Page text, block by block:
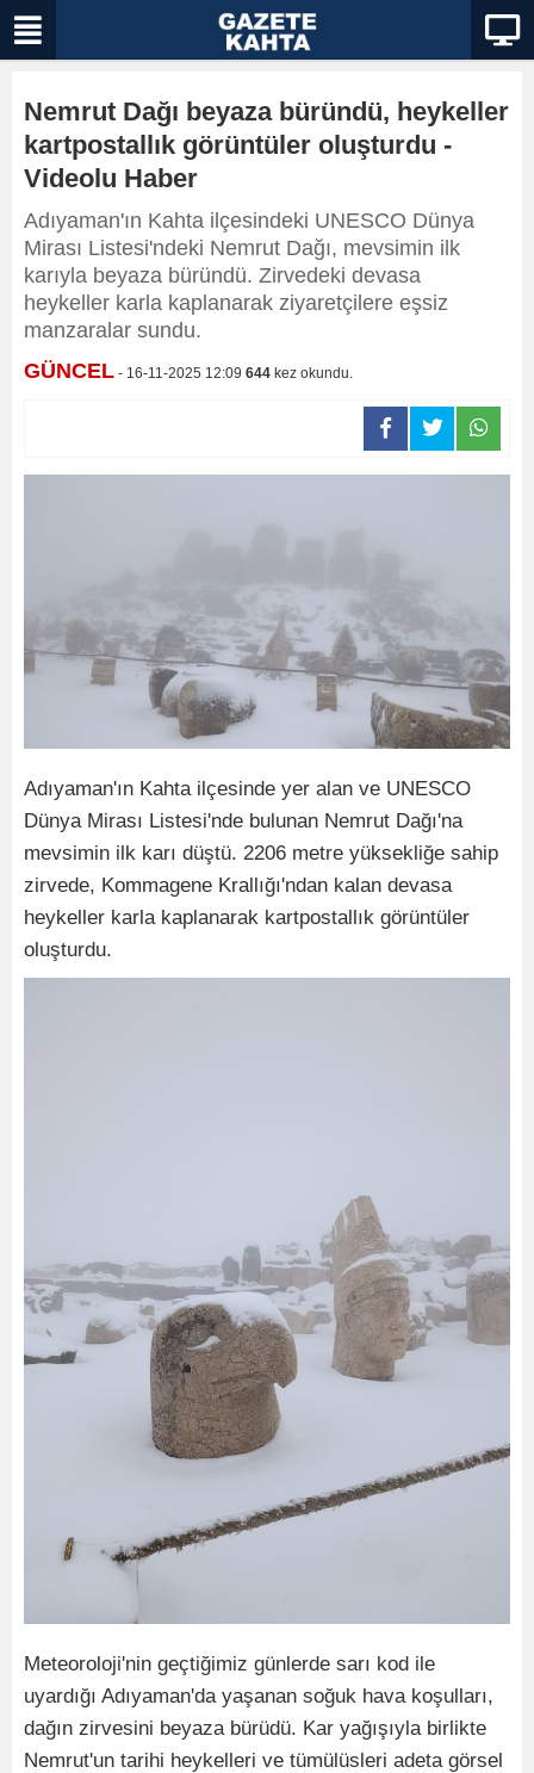
Nemrut Dağı beyaza büründü, heykeller
kartpostallık görüntüler oluşturdu -
Videolu Haber
Adıyaman'ın Kahta ilçesindeki UNESCO Dünya
Mirası Listesi'ndeki Nemrut Dağı, mevsimin ilk
karıyla beyaza büründü. Zirvedeki devasa
heykeller karla kaplanarak ziyaretçilere eşsiz
manzaralar sundu.
GÜNCEL - 16-11-2025 12:09 644 kez okundu.
Adıyaman'ın Kahta ilçesinde yer alan ve UNESCO
Dünya Mirası Listesi'nde bulunan Nemrut Dağı'na
mevsimin ilk karı düştü. 2206 metre yüksekliğe sahip
zirvede, Kommagene Krallığı'ndan kalan devasa
heykeller karla kaplanarak kartpostallık görüntüler
oluşturdu.
Meteoroloji'nin geçtiğimiz günlerde sarı kod ile
uyardığı Adıyaman'da yaşanan soğuk hava koşulları,
dağın zirvesini beyaza bürüdü. Kar yağışıyla birlikte
Nemrut'un tarihi heykelleri ve tümülüsleri adeta görsel